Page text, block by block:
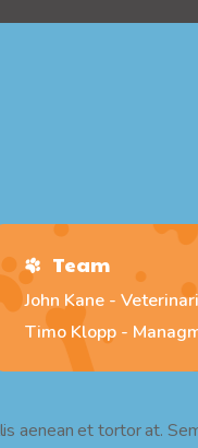
Team
John Kane -
Timo Klopp -
aenean et tortor at.